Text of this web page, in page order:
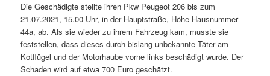
Die Geschädigte stellte ihren Pkw Peugeot 206 bis zum
21.07.2021, 15.00 Uhr, in der Hauptstraße, Höhe Hausnummer
44a, ab. Als sie wieder zu ihrem Fahrzeug kam, musste sie
feststellen, dass dieses durch bislang unbekannte Täter am
Kotflügel und der Motorhaube vorne links beschädigt wurde. Der
Schaden wird auf etwa 700 Euro geschätzt.